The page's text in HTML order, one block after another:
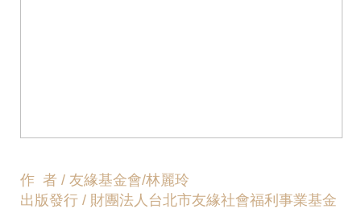
作 者 / 友緣基金會/林麗玲
出版發行 / 財團法人台北市友緣社會福利事業基金